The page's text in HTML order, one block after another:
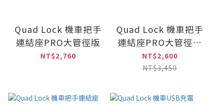
Quad Lock 機車把手
連結座PRO大管徑版
NT$2,760
Quad Lock 機車把手
連結座PRO大管徑電
鍍版
NT$2,600
NT$3,450